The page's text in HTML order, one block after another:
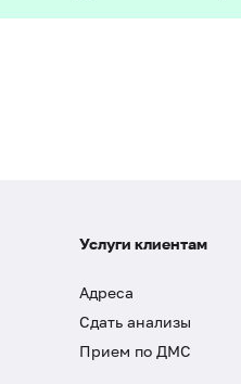
Услуги клиентам
Адреса
Сдать анализы
Прием по ДМС